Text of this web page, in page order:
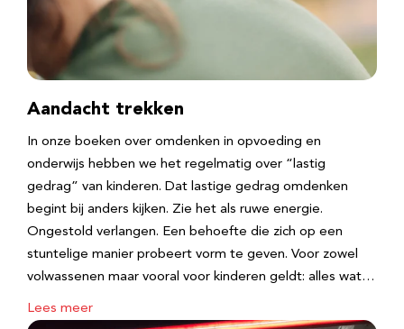
Aandacht trekken
In onze boeken over omdenken in opvoeding en
onderwijs hebben we het regelmatig over “lastig
gedrag” van kinderen. Dat lastige gedrag omdenken
begint bij anders kijken. Zie het als ruwe energie.
Ongestold verlangen. Een behoefte die zich op een
stuntelige manier probeert vorm te geven. Voor zowel
volwassenen maar vooral voor kinderen geldt: alles wat…
Lees meer